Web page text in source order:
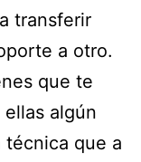
transferir
a otro.
que te
algún
que a